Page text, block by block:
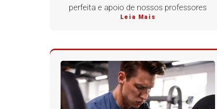
perfeita e apoio de nossos professores
Leia Mais